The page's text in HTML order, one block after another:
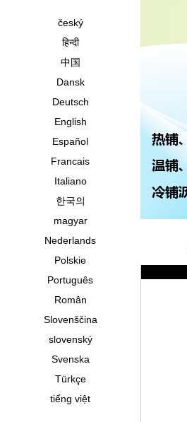
český
हिन्दी
中国
Dansk
Deutsch
English
Español
Francais
Italiano
한국의
magyar
Nederlands
Polskie
Português
Român
Slovenščina
slovenský
Svenska
Türkçe
tiếng việt